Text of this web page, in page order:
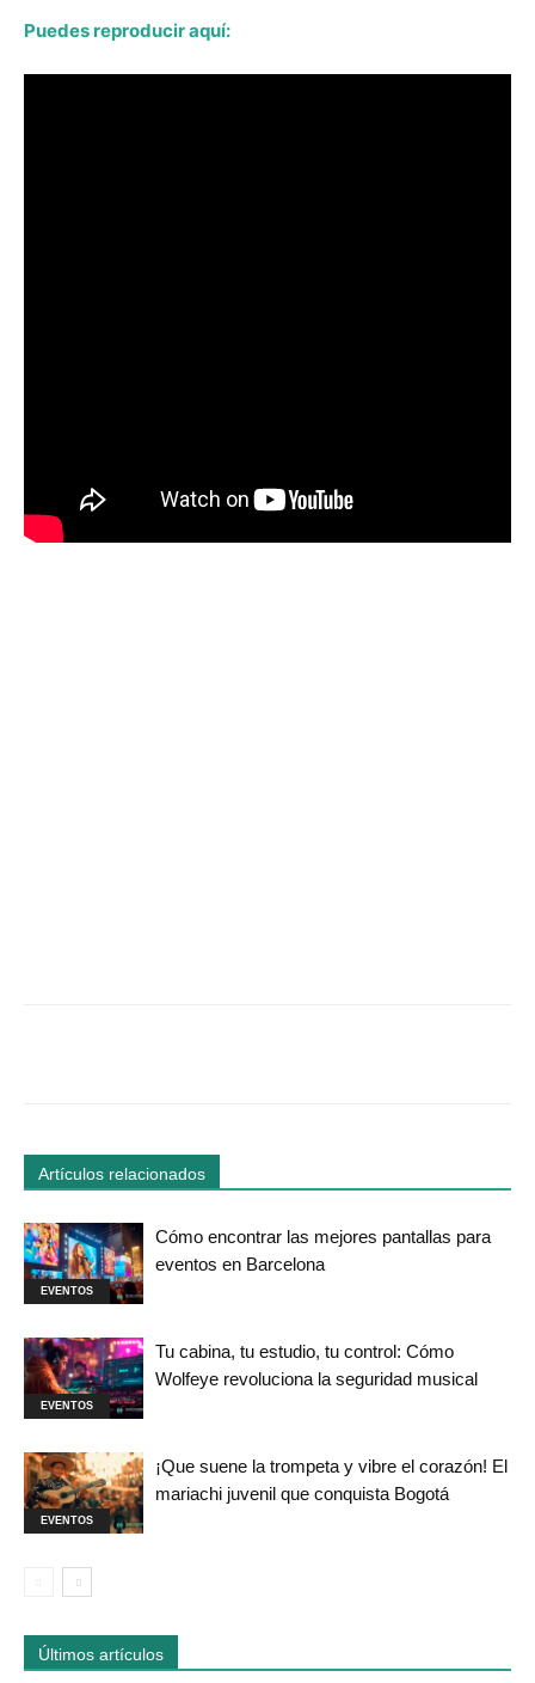
Puedes reproducir aquí:
Artículos relacionados
EVENTOS
Cómo encontrar las mejores pantallas para
eventos en Barcelona
EVENTOS
Tu cabina, tu estudio, tu control: Cómo
Wolfeye revoluciona la seguridad musical
EVENTOS
¡Que suene la trompeta y vibre el corazón! El
mariachi juvenil que conquista Bogotá
Últimos artículos